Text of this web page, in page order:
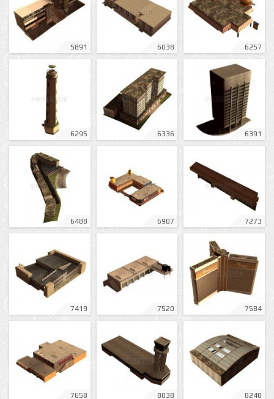
5891 6038 6257
6295 6336 6391
6488 6907 7273
7419 7520 7584
7658 8038 8240